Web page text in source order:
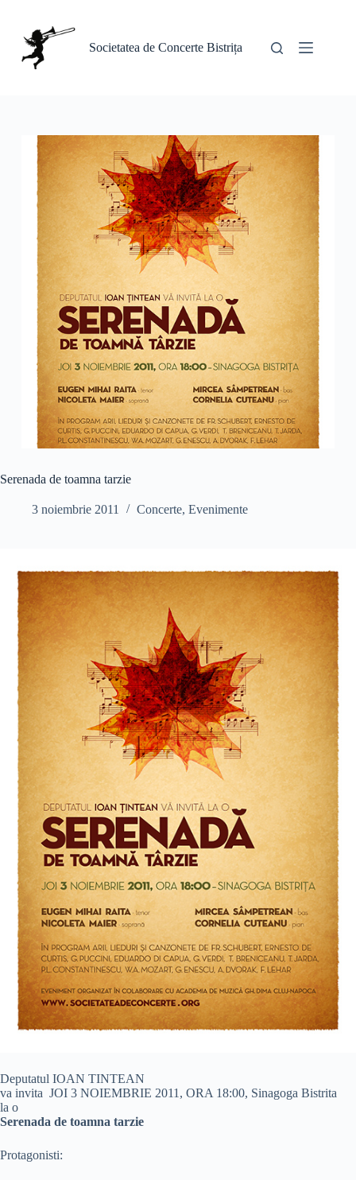
conținut
Societatea de Concerte Bistrița
Serenada de toamna tarzie
3 noiembrie 2011 Concerte, Evenimente
Deputatul IOAN TINTEAN
va invita JOI 3 NOIEMBRIE 2011, ORA 18:00, Sinagoga Bistrita
la o
Serenada de toamna tarzie
Protagonisti: